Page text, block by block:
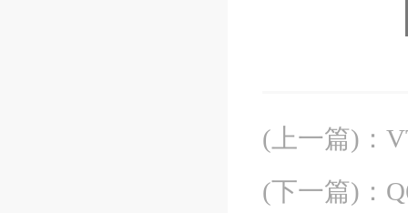
(上一篇) ：
(下一篇) ：